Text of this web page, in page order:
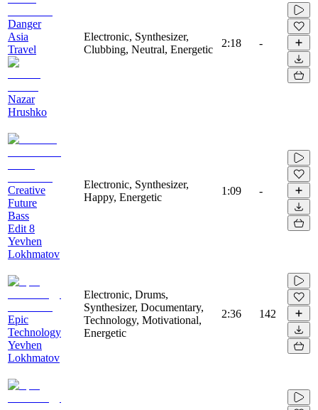
Danger
Asia
Travel
Nazar
Hrushko
Electronic, Synthesizer,
Clubbing, Neutral, Energetic
2:18 -
Creative
Future
Bass
Edit 8
Yevhen
Lokhmatov
Electronic, Synthesizer,
Happy, Energetic
1:09 -
Epic
Technology
Yevhen
Lokhmatov
Electronic, Drums,
Synthesizer, Documentary,
Technology, Motivational,
Energetic
2:36 142